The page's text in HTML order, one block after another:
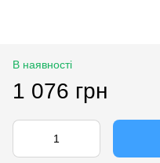
В наявності
1 076 грн